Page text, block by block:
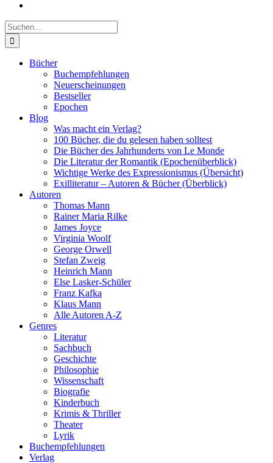
Suche
nach:
Bücher
Buchempfehlungen
Neuerscheinungen
Bestseller
Epochen
Blog
Was macht ein Verlag?
100 Bücher, die du gelesen haben solltest
Die Bücher des Jahrhunderts von Le Monde
Die Literatur der Romantik (Epochenüberblick)
Wichtige Werke des Expressionismus (Übersicht)
Exilliteratur – Autoren & Bücher (Überblick)
Autoren
Thomas Mann
Rainer Maria Rilke
James Joyce
Virginia Woolf
George Orwell
Stefan Zweig
Heinrich Mann
Else Lasker-Schüler
Franz Kafka
Klaus Mann
Alle Autoren A-Z
Genres
Literatur
Sachbuch
Geschichte
Philosophie
Wissenschaft
Biografie
Kinderbuch
Krimis & Thriller
Theater
Lyrik
Buchempfehlungen
Verlag